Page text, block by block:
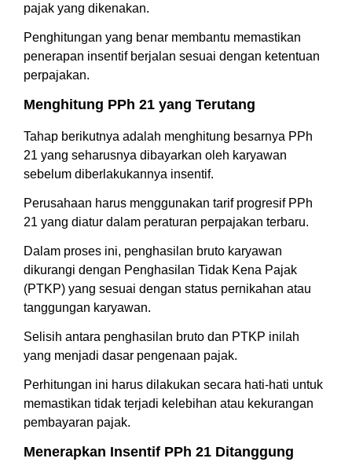
pajak yang dikenakan.
Penghitungan yang benar membantu memastikan
penerapan insentif berjalan sesuai dengan ketentuan
perpajakan.
Menghitung PPh 21 yang Terutang
Tahap berikutnya adalah menghitung besarnya PPh
21 yang seharusnya dibayarkan oleh karyawan
sebelum diberlakukannya insentif.
Perusahaan harus menggunakan tarif progresif PPh
21 yang diatur dalam peraturan perpajakan terbaru.
Dalam proses ini, penghasilan bruto karyawan
dikurangi dengan Penghasilan Tidak Kena Pajak
(PTKP) yang sesuai dengan status pernikahan atau
tanggungan karyawan.
Selisih antara penghasilan bruto dan PTKP inilah
yang menjadi dasar pengenaan pajak.
Perhitungan ini harus dilakukan secara hati-hati untuk
memastikan tidak terjadi kelebihan atau kekurangan
pembayaran pajak.
Menerapkan Insentif PPh 21 Ditanggung